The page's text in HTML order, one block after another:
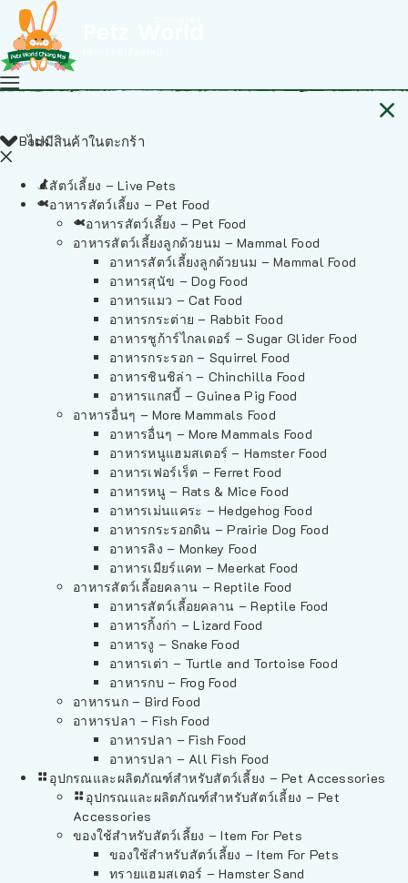
ไม่มีสินค้าในตะกร้า
Back
สัตว์เลี้ยง – Live Pets
อาหารสัตว์เลี้ยง – Pet Food
อาหารสัตว์เลี้ยง – Pet Food
อาหารสัตว์เลี้ยงลูกด้วยนม – Mammal Food
อาหารสัตว์เลี้ยงลูกด้วยนม – Mammal Food
อาหารสุนัข – Dog Food
อาหารแมว – Cat Food
อาหารกระต่าย – Rabbit Food
อาหารชูก้าร์ไกลเดอร์ – Sugar Glider Food
อาหารกระรอก – Squirrel Food
อาหารชินชิล่า – Chinchilla Food
อาหารแกสบี้ – Guinea Pig Food
อาหารอื่นๆ – More Mammals Food
อาหารอื่นๆ – More Mammals Food
อาหารหนูแฮมสเตอร์ – Hamster Food
อาหารเฟอร์เร็ต – Ferret Food
อาหารหนู – Rats & Mice Food
อาหารเม่นแคระ – Hedgehog Food
อาหารกระรอกดิน – Prairie Dog Food
อาหารลิง – Monkey Food
อาหารเมียร์แคท – Meerkat Food
อาหารสัตว์เลี้อยคลาน – Reptile Food
อาหารสัตว์เลี้อยคลาน – Reptile Food
อาหารกิ้งก่า – Lizard Food
อาหารงู – Snake Food
อาหารเต่า – Turtle and Tortoise Food
อาหารกบ – Frog Food
อาหารนก – Bird Food
อาหารปลา – Fish Food
อาหารปลา – Fish Food
อาหารปลา – All Fish Food
อุปกรณและผลิตภัณฑ์สำหรับสัตว์เลี้ยง – Pet Accessories
อุปกรณและผลิตภัณฑ์สำหรับสัตว์เลี้ยง – Pet
Accessories
ของใช้สำหรับสัตว์เลี้ยง – Item For Pets
ของใช้สำหรับสัตว์เลี้ยง – Item For Pets
ทรายแฮมสเตอร์ – Hamster Sand